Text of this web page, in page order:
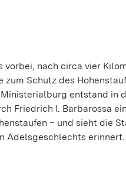
vorbei, nach circa vier
Schutz des
entstand in
Friedrich I. Barbarossa
– und sieht die
Adelsgeschlechts erinnert.